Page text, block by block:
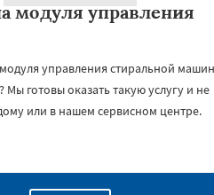
модуля управления
управления стиральной
Мы готовы оказать такую услугу и не
или в нашем сервисном центре.